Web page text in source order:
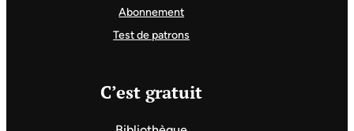
Abonnement
Test de patrons
C’est gratuit